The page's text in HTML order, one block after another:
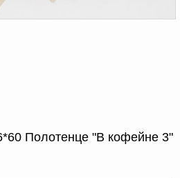
Полотенце "В кофейне 3"